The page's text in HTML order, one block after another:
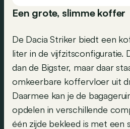
Een grote, slimme koffer
De Dacia Striker biedt een
liter in de vijfzitsconfiguratie.
dan de Bigster, maar daar
omkeerbare koffervloer uit
Daarmee kan je de
opdelen in verschillende
één zijde bekleed is met een